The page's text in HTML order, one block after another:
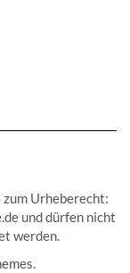
Urheberecht:
und dürfen nicht
werden.
.